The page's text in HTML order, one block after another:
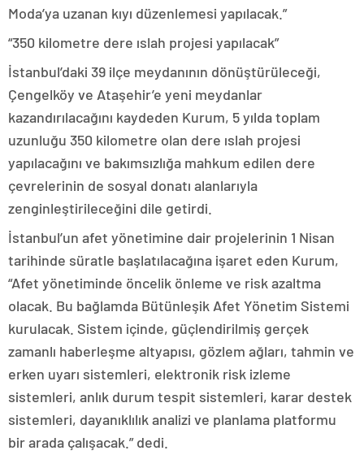
Moda’ya uzanan kıyı düzenlemesi yapılacak.”
“350 kilometre dere ıslah projesi yapılacak”
İstanbul’daki 39 ilçe meydanının dönüştürüleceği,
Çengelköy ve Ataşehir’e yeni meydanlar
kazandırılacağını kaydeden Kurum, 5 yılda toplam
uzunluğu 350 kilometre olan dere ıslah projesi
yapılacağını ve bakımsızlığa mahkum edilen dere
çevrelerinin de sosyal donatı alanlarıyla
zenginleştirileceğini dile getirdi.
İstanbul’un afet yönetimine dair projelerinin 1 Nisan
tarihinde süratle başlatılacağına işaret eden Kurum,
“Afet yönetiminde öncelik önleme ve risk azaltma
olacak. Bu bağlamda Bütünleşik Afet Yönetim Sistemi
kurulacak. Sistem içinde, güçlendirilmiş gerçek
zamanlı haberleşme altyapısı, gözlem ağları, tahmin ve
erken uyarı sistemleri, elektronik risk izleme
sistemleri, anlık durum tespit sistemleri, karar destek
sistemleri, dayanıklılık analizi ve planlama platformu
bir arada çalışacak.” dedi.